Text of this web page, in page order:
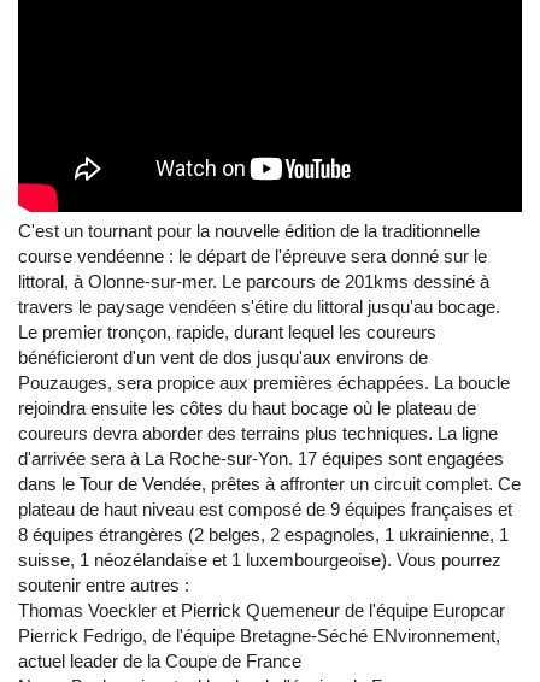
C'est un tournant pour la nouvelle édition de la traditionnelle
course vendéenne : le départ de l'épreuve sera donné sur le
littoral, à Olonne-sur-mer. Le parcours de 201kms dessiné à
travers le paysage vendéen s'étire du littoral jusqu'au bocage.
Le premier tronçon, rapide, durant lequel les coureurs
bénéficieront d'un vent de dos jusqu'aux environs de
Pouzauges, sera propice aux premières échappées. La boucle
rejoindra ensuite les côtes du haut bocage où le plateau de
coureurs devra aborder des terrains plus techniques. La ligne
d'arrivée sera à La Roche-sur-Yon. 17 équipes sont engagées
dans le Tour de Vendée, prêtes à affronter un circuit complet. Ce
plateau de haut niveau est composé de 9 équipes françaises et
8 équipes étrangères (2 belges, 2 espagnoles, 1 ukrainienne, 1
suisse, 1 néozélandaise et 1 luxembourgeoise). Vous pourrez
soutenir entre autres :
Thomas Voeckler et Pierrick Quemeneur de l'équipe Europcar
Pierrick Fedrigo, de l'équipe Bretagne-Séché ENvironnement,
actuel leader de la Coupe de France